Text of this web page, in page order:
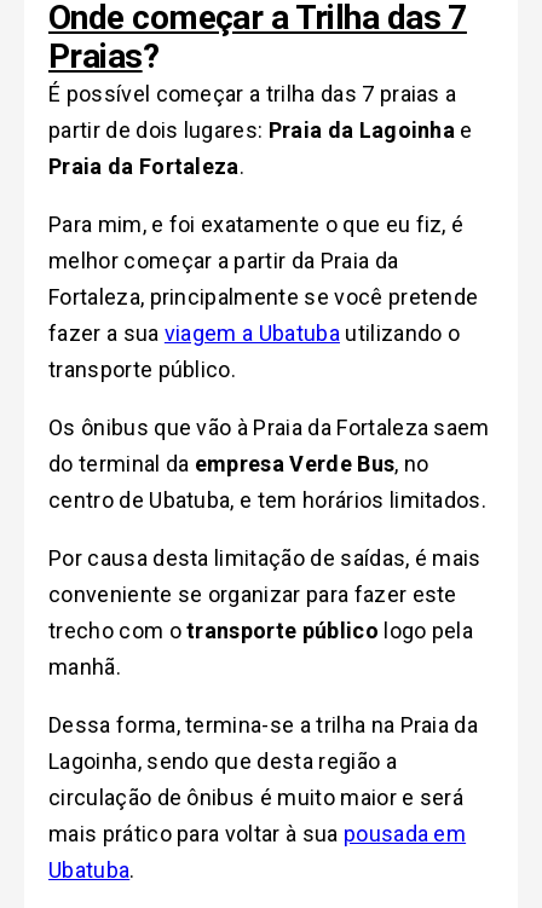
Onde começar a Trilha das 7
Praias?
É possível começar a trilha das 7 praias a
partir de dois lugares: Praia da Lagoinha e
Praia da Fortaleza.
Para mim, e foi exatamente o que eu fiz, é
melhor começar a partir da Praia da
Fortaleza, principalmente se você pretende
fazer a sua viagem a Ubatubautilizando o
transporte público.
Os ônibus que vão à Praia da Fortaleza saem
do terminal da empresa Verde Bus, no
centro de Ubatuba, e tem horários limitados.
Por causa desta limitação de saídas, é mais
conveniente se organizar para fazer este
trecho com otransporte público logo pela
manhã.
Dessa forma, termina-se a trilha na Praia da
Lagoinha, sendo que desta região a
circulação de ônibus é muito maior e será
mais prático para voltar à sua pousada em
Ubatuba.